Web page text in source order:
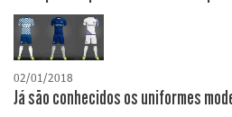
02/01/2018
Já são conhecidos os uniformes